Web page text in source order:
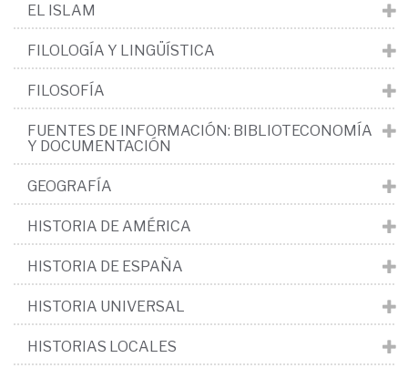
EL ISLAM
FILOLOGÍA Y LINGÜÍSTICA
FILOSOFÍA
FUENTES DE INFORMACIÓN: BIBLIOTECONOMÍA
Y DOCUMENTACIÓN
GEOGRAFÍA
HISTORIA DE AMÉRICA
HISTORIA DE ESPAÑA
HISTORIA UNIVERSAL
HISTORIAS LOCALES